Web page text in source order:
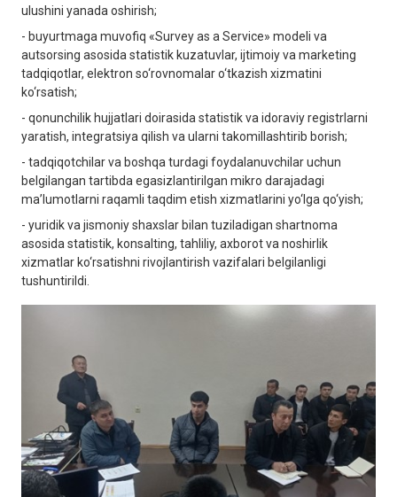
ulushini yanada oshirish;
- buyurtmaga muvofiq «Survey as a Service» modeli va
autsorsing asosida statistik kuzatuvlar, ijtimoiy va marketing
tadqiqotlar, elektron so‘rovnomalar o‘tkazish xizmatini
ko‘rsatish;
- qonunchilik hujjatlari doirasida statistik va idoraviy registrlarni
yaratish, integratsiya qilish va ularni takomillashtirib borish;
- tadqiqotchilar va boshqa turdagi foydalanuvchilar uchun
belgilangan tartibda egasizlantirilgan mikro darajadagi
ma’lumotlarni raqamli taqdim etish xizmatlarini yo‘lga qo‘yish;
- yuridik va jismoniy shaxslar bilan tuziladigan shartnoma
asosida statistik, konsalting, tahliliy, axborot va noshirlik
xizmatlar ko‘rsatishni rivojlantirish vazifalari belgilanligi
tushuntirildi.